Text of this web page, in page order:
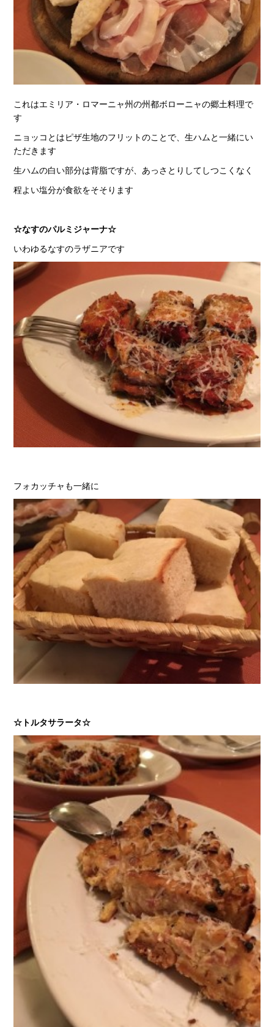
これはエミリア・ロマーニャ州の州都ボローニャの郷土料理で
す
ニョッコとはピザ生地のフリットのことで、生ハムと一緒にい
ただきます
生ハムの白い部分は背脂ですが、あっさとりしてしつこくなく
程よい塩分が食欲をそそります
☆なすのパルミジャーナ☆
いわゆるなすのラザニアです
フォカッチャも一緒に
☆トルタサラータ☆